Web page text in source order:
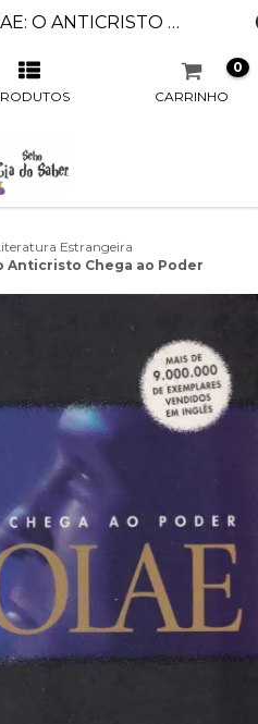
TIM LAHAYE - NICOLAE: O ANTICRISTO CHEGA AO PODER
CARRINHO
0
Estrangeira
Anticristo Chega ao Poder